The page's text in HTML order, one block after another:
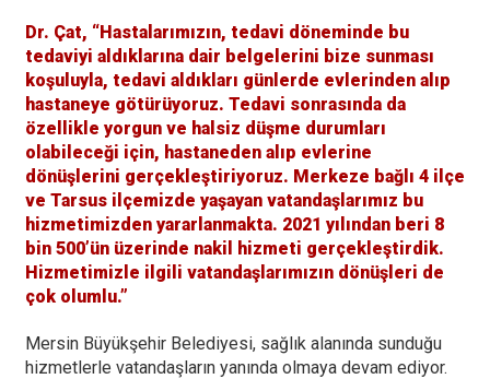
Dr. Çat, “Hastalarımızın, tedavi döneminde bu
tedaviyi aldıklarına dair belgelerini bize sunması
koşuluyla, tedavi aldıkları günlerde evlerinden alıp
hastaneye götürüyoruz. Tedavi sonrasında da
özellikle yorgun ve halsiz düşme durumları
olabileceği için, hastaneden alıp evlerine
dönüşlerini gerçekleştiriyoruz. Merkeze bağlı 4 ilçe
ve Tarsus ilçemizde yaşayan vatandaşlarımız bu
hizmetimizden yararlanmakta. 2021 yılından beri 8
bin 500’ün üzerinde nakil hizmeti gerçekleştirdik.
Hizmetimizle ilgili vatandaşlarımızın dönüşleri de
çok olumlu.”
Mersin Büyükşehir Belediyesi, sağlık alanında sunduğu
hizmetlerle vatandaşların yanında olmaya devam ediyor.